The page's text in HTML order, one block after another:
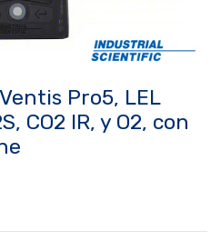
Pro5, LEL
CO2 IR, y O2, con